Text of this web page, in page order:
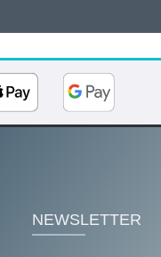
NEWSLETTER